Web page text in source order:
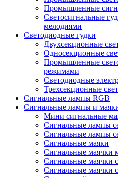
Промышленные
Светосигнальные
мелодиями
Светодиодные гудки
Двухсекционные
Односекционные
Промышленные
режимами
Светодиодные
Трехсекционные
Сигнальные лампы RGB
Сигнальные лампы и
Мини сигнальные
Сигнальные лампы
Сигнальные лампы
Сигнальные маяки
Сигнальные маячки
Сигнальные маячки
Сигнальные маячки